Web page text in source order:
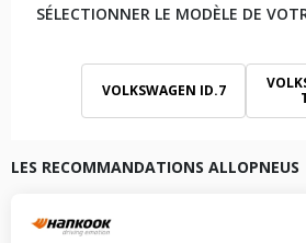
SÉLECTIONNER LE MODÈLE DE
VOLKSWAGEN ID.7
LES RECOMMANDATIONS ALLOPNEUS